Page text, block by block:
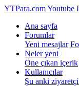
YTPara.comYoutube
Ana sayfa
Forumlar
Yeni mesajlar
Neler yeni
Öne çıkan içerik
Kullanıcılar
Şu anki